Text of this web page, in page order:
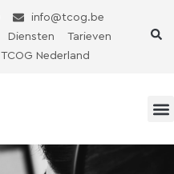
info@tcog.be
Diensten
Tarieven
TCOG Nederland